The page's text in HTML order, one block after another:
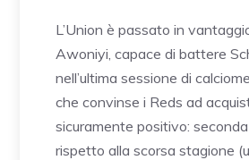
L’Union è passato in
Awoniyi, capace di battere
nell’ultima sessione di
che convinse i Reds ad
sicuramente positivo:
rispetto alla scorsa stagione